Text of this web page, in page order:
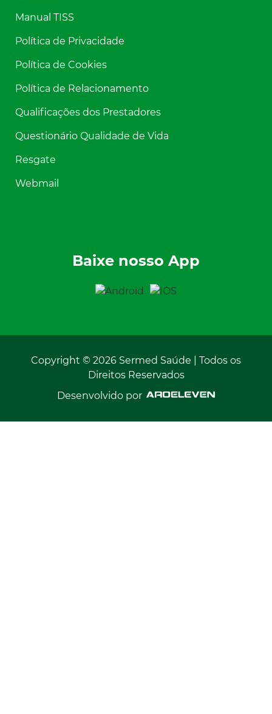
Manual TISS
Política de Privacidade
Política de Cookies
Política de Relacionamento
Qualificações dos Prestadores
Questionário Qualidade de Vida
Resgate
Webmail
Baixe nosso App
Copyright © 2026 Sermed Saúde | Todos os
Direitos Reservados
Desenvolvido por